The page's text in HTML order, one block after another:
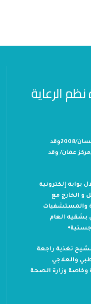
الرعاية
تأسست بحول الله وقدرته في 29/نيسان/2008وقد
عمان/ وقد
بوابة إلكترونية
و الخارج مع
والمستشفيات
بشقيه العام
تغذية راجعة
والعلاجي
وخاصة وزارة الصحة